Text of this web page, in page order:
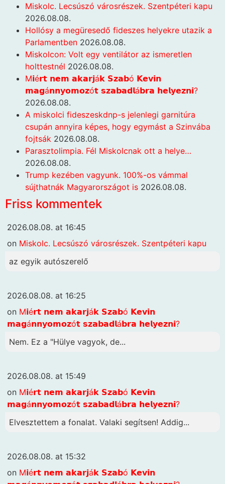
Miskolc. Lecsúszó városrészek. Szentpéteri kapu
2026.08.08.
Hollósy a megüresedő fideszes helyekre utazik a
Parlamentben 2026.08.08.
Miskolcon: Volt egy ventilátor az ismeretlen
holttestnél 2026.08.08.
M𝗶é𝗿𝘁 𝗻𝗲𝗺 𝗮𝗸𝗮𝗿𝗷á𝗸 𝗦𝘇𝗮𝗯ó 𝗞𝗲𝘃𝗶𝗻
𝗺𝗮𝗴á𝗻𝗻𝘆𝗼𝗺𝗼𝘇ó𝘁 𝘀𝘇𝗮𝗯𝗮𝗱𝗹á𝗯𝗿𝗮 𝗵𝗲𝗹𝘆𝗲𝘇𝗻𝗶?
2026.08.08.
A miskolci fideszeskdnp-s jelenlegi garnitúra
csupán annyira képes, hogy egymást a Szinvába
fojtsák 2026.08.08.
Parasztolimpia. Fél Miskolcnak ott a helye…
2026.08.08.
Trump kezében vagyunk. 100%-os vámmal
sújthatnák Magyarországot is 2026.08.08.
Friss kommentek
2026.08.08. at 16:45
on Miskolc. Lecsúszó városrészek. Szentpéteri kapu
az egyik autószerelő
2026.08.08. at 16:25
on M𝗶é𝗿𝘁 𝗻𝗲𝗺 𝗮𝗸𝗮𝗿𝗷á𝗸 𝗦𝘇𝗮𝗯ó 𝗞𝗲𝘃𝗶𝗻
𝗺𝗮𝗴á𝗻𝗻𝘆𝗼𝗺𝗼𝘇ó𝘁 𝘀𝘇𝗮𝗯𝗮𝗱𝗹á𝗯𝗿𝗮 𝗵𝗲𝗹𝘆𝗲𝘇𝗻𝗶?
Nem. Ez a "Hülye vagyok, de...
2026.08.08. at 15:49
on M𝗶é𝗿𝘁 𝗻𝗲𝗺 𝗮𝗸𝗮𝗿𝗷á𝗸 𝗦𝘇𝗮𝗯ó 𝗞𝗲𝘃𝗶𝗻
𝗺𝗮𝗴á𝗻𝗻𝘆𝗼𝗺𝗼𝘇ó𝘁 𝘀𝘇𝗮𝗯𝗮𝗱𝗹á𝗯𝗿𝗮 𝗵𝗲𝗹𝘆𝗲𝘇𝗻𝗶?
Elvesztettem a fonalat. Valaki segítsen! Addig...
2026.08.08. at 15:32
on M𝗶é𝗿𝘁 𝗻𝗲𝗺 𝗮𝗸𝗮𝗿𝗷á𝗸 𝗦𝘇𝗮𝗯ó 𝗞𝗲𝘃𝗶𝗻